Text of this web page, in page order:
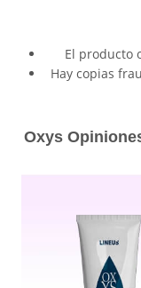
El producto
Hay copias
Oxys